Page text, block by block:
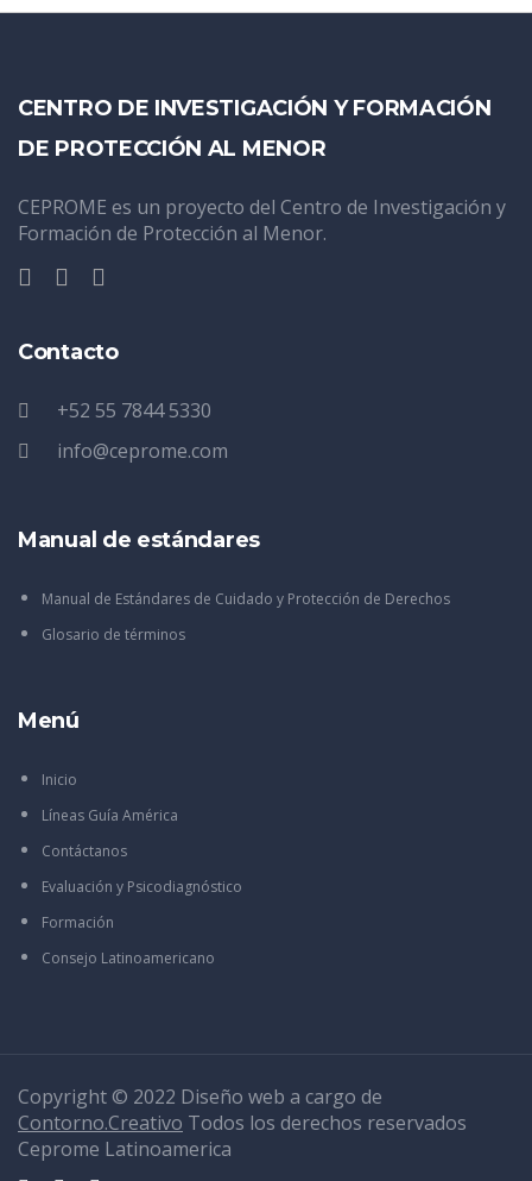
CENTRO DE INVESTIGACIÓN Y FORMACIÓN
DE PROTECCIÓN AL MENOR
CEPROME es un proyecto del Centro de Investigación y
Formación de Protección al Menor.
Contacto
+52 55 7844 5330
info@ceprome.com
Manual de estándares
Manual de Estándares de Cuidado y Protección de Derechos
Glosario de términos
Menú
Inicio
Líneas Guía América
Contáctanos
Evaluación y Psicodiagnóstico
Formación
Consejo Latinoamericano
Copyright © 2022 Diseño web a cargo de
Contorno.Creativo Todos los derechos reservados
Ceprome Latinoamerica